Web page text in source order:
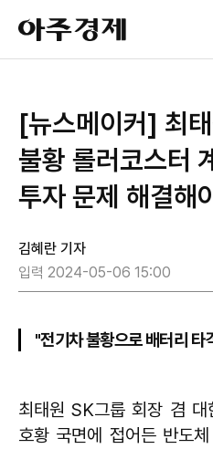
아
주
경
[뉴스메이커] 최
불황 롤러코스터
투자 문제 해결해
김혜란 기자
입력 2024-05-06 15:00
"전기차 불황으로 배터리 타
최태원 SK그룹 회장 겸 대
호황 국면에 접어든 반도